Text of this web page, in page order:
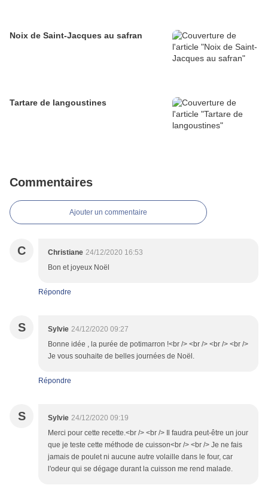
Noix de Saint-Jacques au safran
Tartare de langoustines
Commentaires
Ajouter un commentaire
C Christiane 24/12/2020 16:53
Bon et joyeux Noël
Répondre
S Sylvie 24/12/2020 09:27
Bonne idée , la purée de potimarron !<br /> <br /> <br /> <br />
Je vous souhaite de belles journées de Noël.
Répondre
S Sylvie 24/12/2020 09:19
Merci pour cette recette.<br /> <br /> Il faudra peut-être un jour
que je teste cette méthode de cuisson<br /> <br /> Je ne fais
jamais de poulet ni aucune autre volaille dans le four, car
l'odeur qui se dégage durant la cuisson me rend malade.